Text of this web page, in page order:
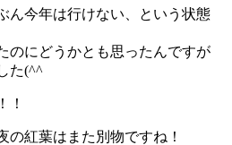
ん今年は行けない、という状態
のにどうかとも思ったんですが
た(^^ゞ
！
の紅葉はまた別物ですね！